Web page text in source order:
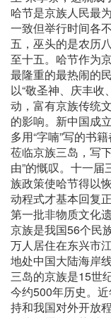
哈节是京族人民最
一致但举行时间各
五，巫头的是农历
至十五。哈节作为
最隆重的最热闹的
以“敬圣神、庆丰收
动，富有京族传统
的影响。新中国成
多用“字喃”写的书
莅临京族三岛，写
由”的慨叹。十一
族政策使哈节得以
动程式才基本回复
第一批非物质文化遗
京族是我国56个民
万人居住在东兴市
地处中国大陆海岸
三岛的京族是15世
今约500年历史。
持和我国对外开放